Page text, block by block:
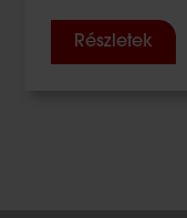
Részletek